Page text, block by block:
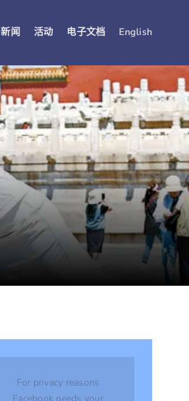
新闻 活动 电子文档 English
For privacy reasons